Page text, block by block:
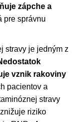
zápche a
pre správnu
stravy je jedným z
vznik rakoviny
pacientov a
stravy
riziko